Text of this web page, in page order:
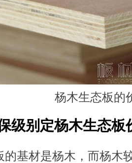
杨木生态板的
级别定杨木生态板
的基材是杨木，而杨木